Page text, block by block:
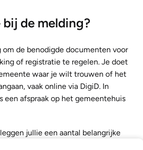
de melding?
om de benodigde documenten voor
of registratie te regelen. Je doet
waar je wilt trouwen of het
vaak online via DigiD. In
een afspraak op het gemeentehuis
jullie een aantal belangrijke